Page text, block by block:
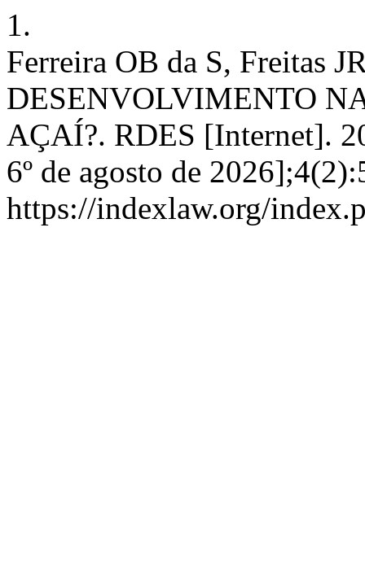
1.
Ferreira OB da S, Freitas
DESENVOLVIMENTO
AÇAÍ?. RDES [Internet].
6º de agosto de
https://indexlaw.org/